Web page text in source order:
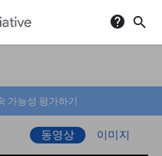
help search
가능성 평가하기
동영상 이미지